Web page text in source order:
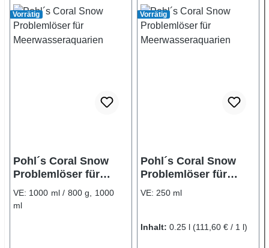
Vorrätig
Pohl´s Coral Snow
Problemlöser für
Meerwasseraquarien
VE:
ml
Vorrätig
Pohl´s Coral Snow
Problemlöser für
Meerwasseraquarien
VE: 250 ml
Inhalt: 0.25 l (111,60 € / 1 l)